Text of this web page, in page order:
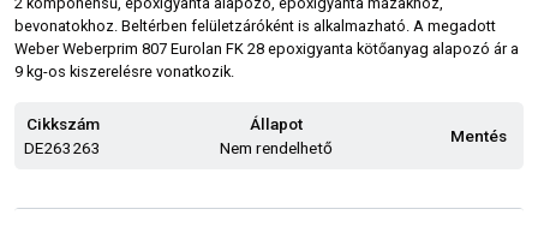
bevonatokhoz. Beltérben felületzáróként is alkalmazható. A megadott
Weber Weberprim 807 Eurolan FK 28 epoxigyanta kötőanyag alapozó ár a
9 kg-os kiszerelésre vonatkozik.
Cikkszám
DE263263
Állapot
Nem rendelhető
Mentés